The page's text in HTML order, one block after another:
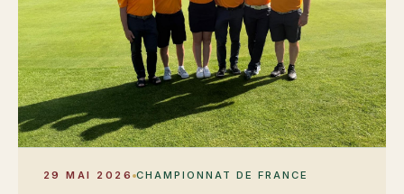
29 MAI 2026 CHAMPIONNAT DE FRANCE